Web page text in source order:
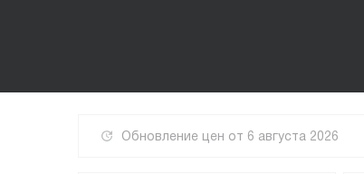
Обновление цен от 6 августа 2026